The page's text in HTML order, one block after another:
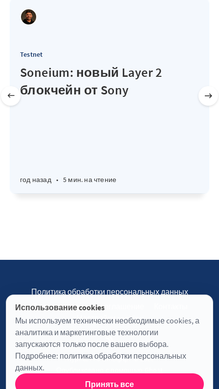
Testnet
Soneium: новый Layer 2
блокчейн от Sony
год назад • 5 мин. на чтение
Использование cookies
Мы используем технически необходимые cookies, а
аналитика и маркетинговые технологии
запускаются только после вашего выбора.
Подробнее: политика обработки персональных
данных.
Принять все
Политика обработки персональных данных
Пользовательское соглашение
Настройки cookies
Журнал «Отинофф» © 2026